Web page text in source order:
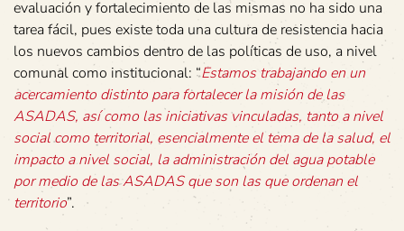
evaluación y fortalecimiento de las mismas no ha sido una
tarea fácil, pues existe toda una cultura de resistencia hacia
los nuevos cambios dentro de las políticas de uso, a nivel
comunal como institucional: “Estamos trabajando en un
acercamiento distinto para fortalecer la misión de las
ASADAS, así como las iniciativas vinculadas, tanto a nivel
social como territorial, esencialmente el tema de la salud, el
impacto a nivel social, la administración del agua potable
por medio de las ASADAS que son las que ordenan el
territorio”.